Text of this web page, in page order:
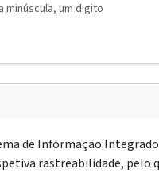
minúscula, um digito
de Informação
rastreabilidade,